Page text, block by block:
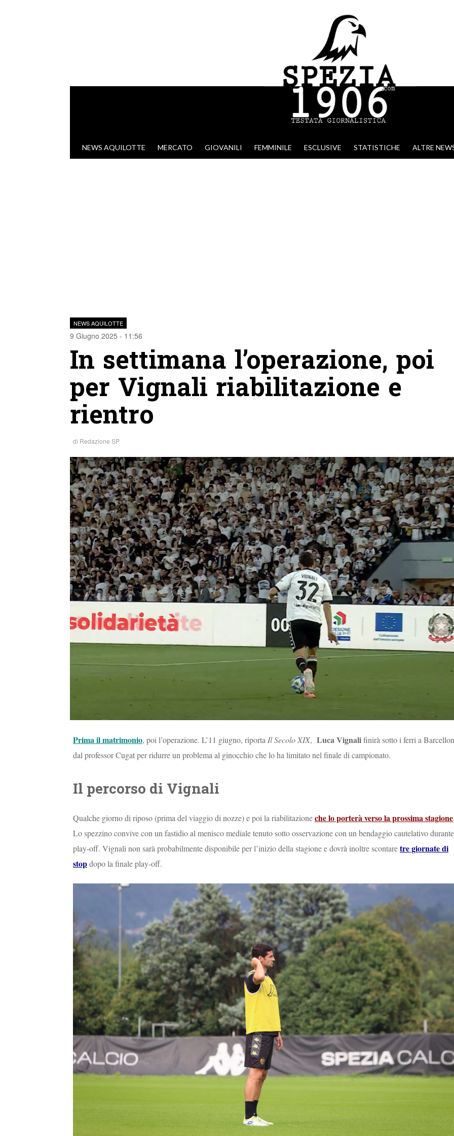
VAI AL CONTENUTO
NEWS AQUILOTTE MERCATO GIOVANILI FEMMINILE ESCLUSIVE STATISTICHE ALTRE
NEWS AQUILOTTE
9 Giugno 2025 - 11:56
In settimana l’operazione, poi
per Vignali riabilitazione e
rientro
di Redazione SP
Prima il matrimonio, poi l’operazione. L’11 giugno, riporta Il Secolo XIX, Luca Vignalifinirà sotto i ferri a
dal professor Cugat per ridurre un problema al ginocchio che lo ha limitato nel finale di campionato.
Il percorso di Vignali
Qualche giorno di riposo (prima del viaggio di nozze) e poi la riabilitazioneche lo porterà verso la prossima stagione.
Lo spezzino convive con un fastidio al menisco mediale tenuto sotto osservazione con un bendaggio cautelativo
play-off. Vignali non sarà probabilmente disponibile per l’inizio della stagione e dovrà inoltre scontaretre giornate di
stopdopo la finale play-off.